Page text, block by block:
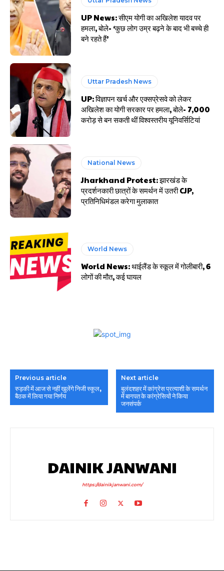
UP News: सीएम योगी का अखिलेश यादव पर
हमला, बोले- ‘कुछ लोग उम्र बढ़ने के बाद भी बच्चे ही
बने रहते हैं’
Uttar Pradesh News
UP: विज्ञापन खर्च और एक्सप्रेसवे को लेकर
अखिलेश का योगी सरकार पर हमला, बोले- 7,000
करोड़ से बन सकती थीं विश्वस्तरीय यूनिवर्सिटियां
National News
Jharkhand Protest: झारखंड के
प्रदर्शनकारी छात्रों के समर्थन में उतरी CJP,
प्रतिनिधिमंडल करेगा मुलाकात
World News
World News: थाईलैंड के स्कूल में गोलीबारी, 6
लोगों की मौत, कई घायल
Previous article
रुड़की में आज से नहीं खुलेंगे निजी स्कूल,
बैठक में लिया गया निर्णय
Next article
बुलंदशहर में कांग्रेस प्रत्याशी के समर्थन
में बागपत के कांग्रेसियों ने किया
जनसंपर्क
DAINIK JANWANI
https://dainikjanwani.com/